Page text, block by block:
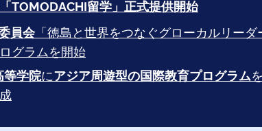
TOMODACHI留学」正式提供開始
員会「徳島と世界をつなぐグローカルリー
グラムを開始
等学院にアジア周遊型の国際教育プログラム